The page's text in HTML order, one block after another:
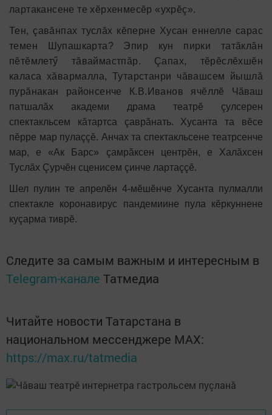
лартакансене те хӗрхенмесӗр «ухрӗç».
Тен, çавăнпах туслăх кӗперне Хусан еннелле сарас
темен Шупашкарта? Эпир кун пирки татăклăн
пӗтӗмлетӳ тăваймастпăр. Çапах, тӗрӗслӗхшӗн
каласа хăвармалла, Тутарстанри чăвашсем йышлă
пурăнакан районсенче К.В.Иванов ячӗллӗ Чăваш
патшалăх академи драма театрӗ çулсерен
спектакльсем кăтартса çаврăнать. Хусанта та вӗсе
пӗрре мар пулаççӗ. Анчах та спектакльсене театрсенче
мар, е «Ак Барс» çамрăксен центрӗн, е Халăхсен
Туслăх Çурчӗн сценисем çинче лартаççӗ.
Шел пулин те апрелӗн 4-мӗшӗнче Хусанта пулмалли
спектакле коронавирус пандемиине пула кӗркуннене
куçарма тиврӗ.
Следите за самым важным и интересным в
Telegram-канале Татмедиа
Читайте новости Татарстана в
национальном мессенджере MАХ:
https://max.ru/tatmedia